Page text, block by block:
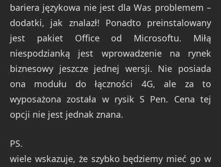
bariera językowa nie jest dla Was problemem –
dodatki, jak znalazł! Ponadto preinstalowany
jest pakiet Office od Microsoftu. Miłą
niespodzianką jest wprowadzenie na rynek
biznesowy jeszcze jednej wersji. Nie posiada
ona modułu do łączności 4G, ale za to
wyposażona została w rysik S Pen. Cena tej
opcji nie jest jednak znana.
PS.
wiele wskazuje, że szybko będziemy mieć go w